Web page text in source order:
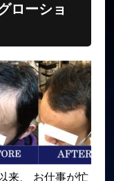
情報・プロフィール
アーのブログ
ローショ
来、 お仕事が忙